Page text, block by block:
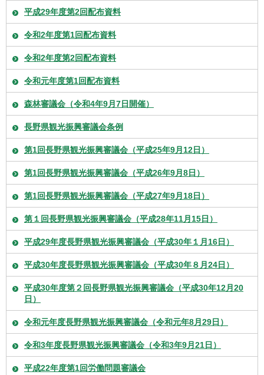
平成29年度第2回配布資料
令和2年度第1回配布資料
令和2年度第2回配布資料
令和元年度第1回配布資料
森林審議会（令和4年9月7日開催）
長野県観光振興審議会条例
第1回長野県観光振興審議会（平成25年9月12日）
第1回長野県観光振興審議会（平成26年9月8日）
第1回長野県観光振興審議会（平成27年9月18日）
第１回長野県観光振興審議会（平成28年11月15日）
平成29年度長野県観光振興審議会（平成30年１月16日）
平成30年度長野県観光振興審議会（平成30年８月24日）
平成30年度第２回長野県観光振興審議会（平成30年12月20
日）
令和元年度長野県観光振興審議会（令和元年8月29日）
令和3年度長野県観光振興審議会（令和3年9月21日）
平成22年度第1回労働問題審議会